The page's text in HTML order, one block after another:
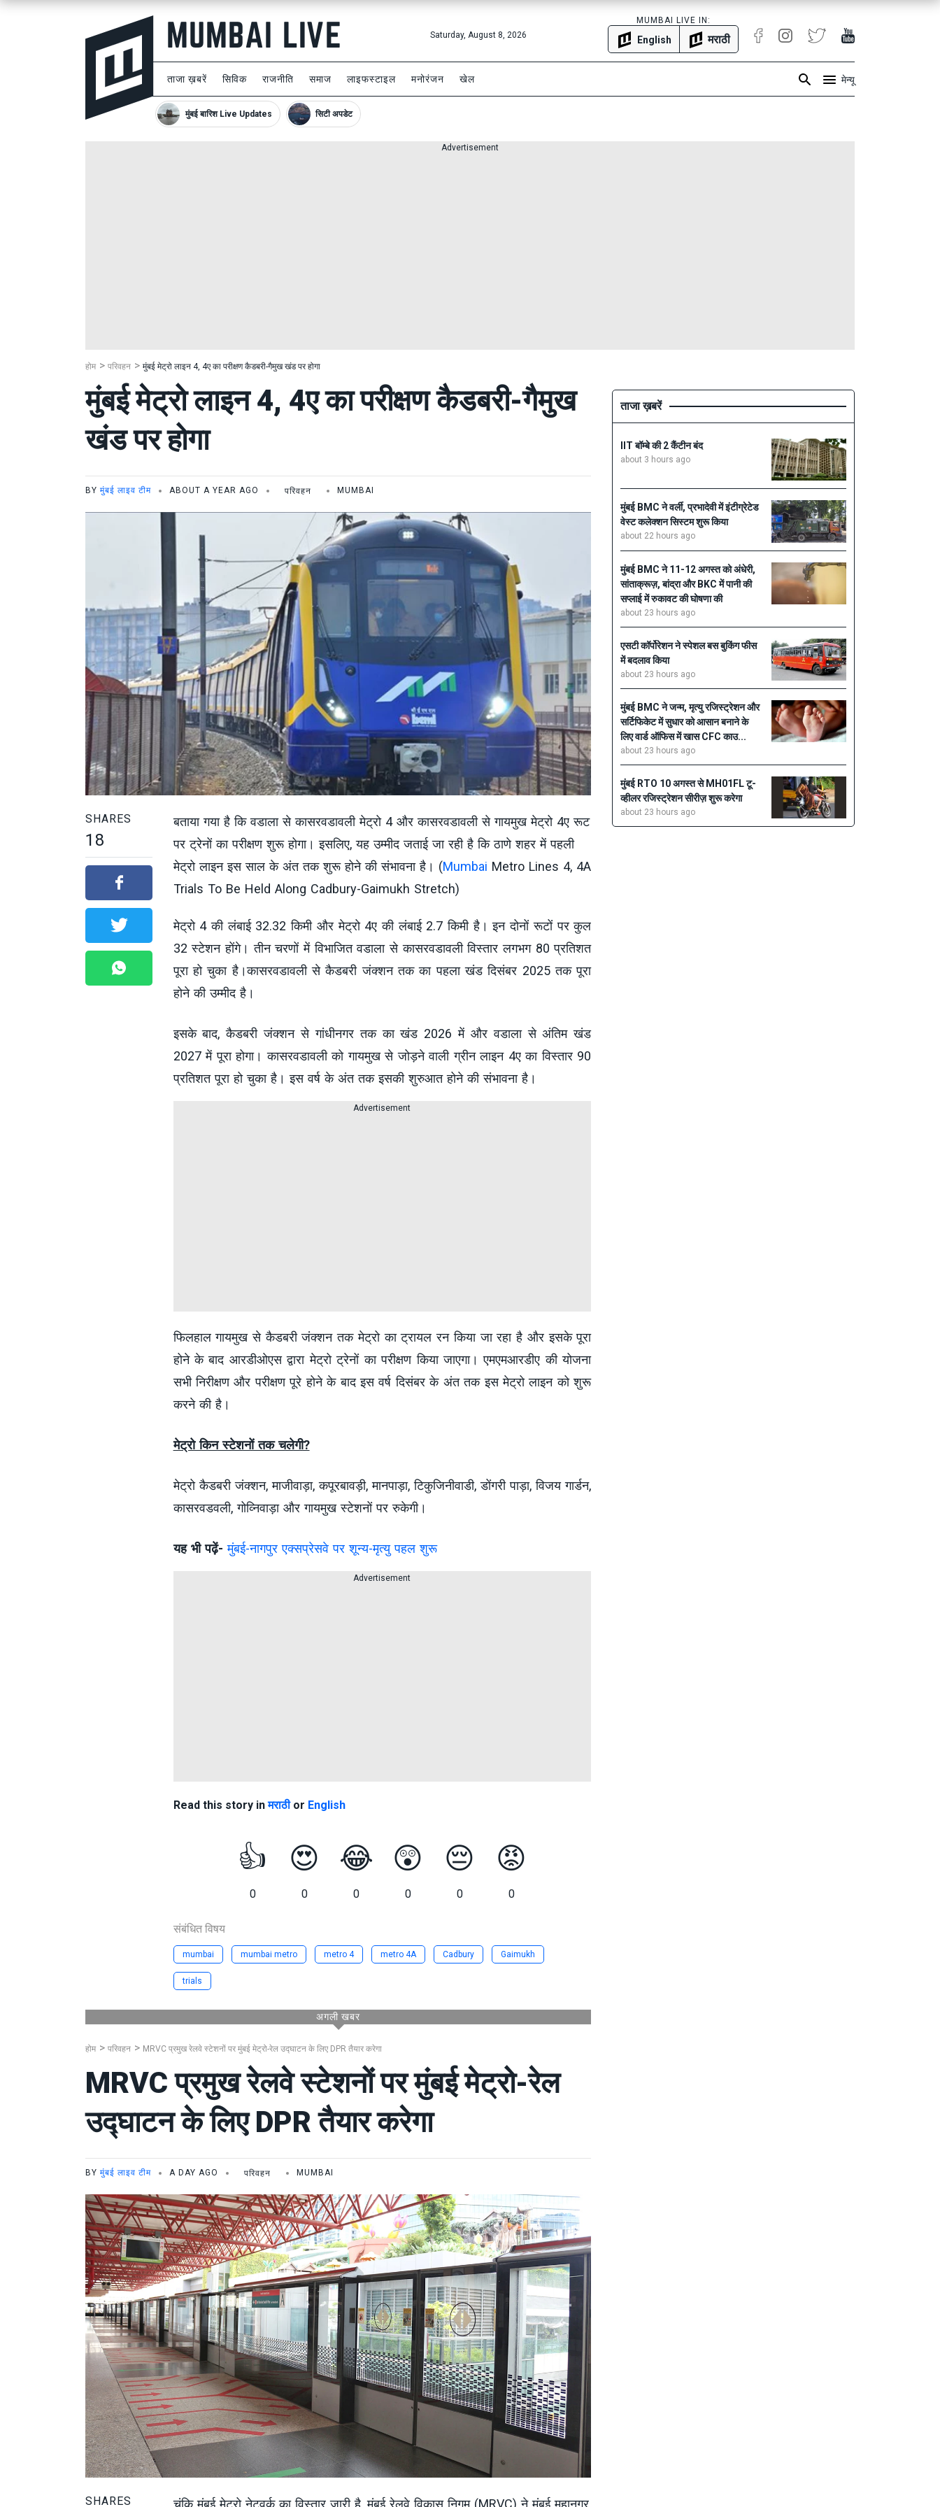
Saturday, August 8, 2026
MUMBAI LIVE IN:
English मराठी
ताजा ख़बरें सिविक राजनीति समाज लाइफस्टाइल मनोरंजन खेल मेन्यू
मुंबई बारिश Live Updates सिटी अपडेट
Advertisement
होम परिवहन मुंबई मेट्रो लाइन 4, 4ए का परीक्षण कैडबरी-गैमुख खंड पर होगा
मुंबई मेट्रो लाइन 4, 4ए का परीक्षण कैडबरी-गैमुख
खंड पर होगा
BY मुंबई लाइव टीम ABOUT A YEAR AGO परिवहन MUMBAI
SHARES
18
बताया गया है कि वडाला से कासरवडावली मेट्रो 4 और कासरवडावली से गायमुख मेट्रो 4ए रूट
पर ट्रेनों का परीक्षण शुरू होगा। इसलिए, यह उम्मीद जताई जा रही है कि ठाणे शहर में पहली
मेट्रो लाइन इस साल के अंत तक शुरू होने की संभावना है। (Mumbai Metro Lines 4, 4A
Trials To Be Held Along Cadbury-Gaimukh Stretch)
मेट्रो 4 की लंबाई 32.32 किमी और मेट्रो 4ए की लंबाई 2.7 किमी है। इन दोनों रूटों पर कुल
32 स्टेशन होंगे। तीन चरणों में विभाजित वडाला से कासरवडावली विस्तार लगभग 80 प्रतिशत
पूरा हो चुका है।कासरवडावली से कैडबरी जंक्शन तक का पहला खंड दिसंबर 2025 तक पूरा
होने की उम्मीद है।
इसके बाद, कैडबरी जंक्शन से गांधीनगर तक का खंड 2026 में और वडाला से अंतिम खंड
2027 में पूरा होगा। कासरवडावली को गायमुख से जोड़ने वाली ग्रीन लाइन 4ए का विस्तार 90
प्रतिशत पूरा हो चुका है। इस वर्ष के अंत तक इसकी शुरुआत होने की संभावना है।
Advertisement
फिलहाल गायमुख से कैडबरी जंक्शन तक मेट्रो का ट्रायल रन किया जा रहा है और इसके पूरा
होने के बाद आरडीओएस द्वारा मेट्रो ट्रेनों का परीक्षण किया जाएगा। एमएमआरडीए की योजना
सभी निरीक्षण और परीक्षण पूरे होने के बाद इस वर्ष दिसंबर के अंत तक इस मेट्रो लाइन को शुरू
करने की है।
मेट्रो किन स्टेशनों तक चलेगी?
मेट्रो कैडबरी जंक्शन, माजीवाड़ा, कपूरबावड़ी, मानपाड़ा, टिकुजिनीवाडी, डोंगरी पाड़ा, विजय गार्डन,
कासरवडवली, गोव्निवाड़ा और गायमुख स्टेशनों पर रुकेगी।
यह भी पढ़ें- मुंबई-नागपुर एक्सप्रेसवे पर शून्य-मृत्यु पहल शुरू
Advertisement
Read this story inमराठीor English
👍
0
😍
0
😂
0
😲
0
😔
0
😡
0
संबंधित विषय
mumbai mumbai metro metro 4 metro 4A Cadbury Gaimukh
trials
अगली खबर
होम परिवहन MRVC प्रमुख रेलवे स्टेशनों पर मुंबई मेट्रो-रेल उद्घाटन के लिए DPR तैयार करेगा
MRVC प्रमुख रेलवे स्टेशनों पर मुंबई मेट्रो-रेल
उद्घाटन के लिए DPR तैयार करेगा
BY मुंबई लाइव टीम A DAY AGO परिवहन MUMBAI
SHARES चूंकि मुंबई मेट्रो नेटवर्क का विस्तार जारी है, मुंबई रेलवे विकास निगम (MRVC) ने मुंबई महानगर
ताजा ख़बरें
IIT बॉम्बे की 2 कैंटीन बंद
about 3 hours ago
मुंबई BMC ने वर्ली, प्रभादेवी में इंटीग्रेटेड
वेस्ट कलेक्शन सिस्टम शुरू किया
about 22 hours ago
मुंबई BMC ने 11-12 अगस्त को अंधेरी,
सांताक्रूज़, बांद्रा और BKC में पानी की
सप्लाई में रुकावट की घोषणा की
about 23 hours ago
एसटी कॉर्पोरेशन ने स्पेशल बस बुकिंग फीस
में बदलाव किया
about 23 hours ago
मुंबई BMC ने जन्म, मृत्यु रजिस्ट्रेशन और
सर्टिफिकेट में सुधार को आसान बनाने के
लिए वार्ड ऑफिस में खास CFC काउ...
about 23 hours ago
मुंबई RTO 10 अगस्त से MH01FL टू-
व्हीलर रजिस्ट्रेशन सीरीज़ शुरू करेगा
about 23 hours ago